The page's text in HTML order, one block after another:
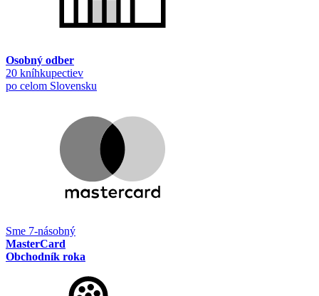
Osobný odber
20 kníhkupectiev
po celom Slovensku
Sme 7-násobný
MasterCard
Obchodník roka